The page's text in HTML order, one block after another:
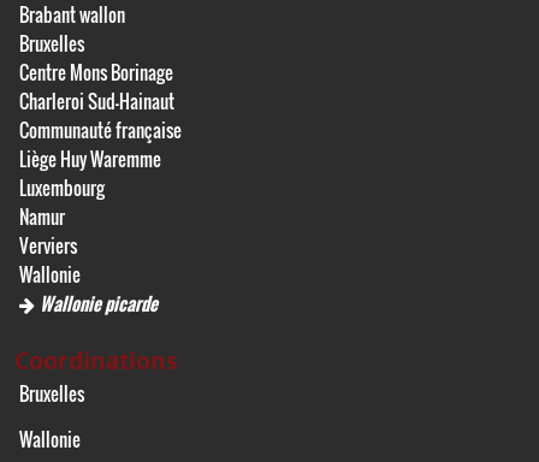
Brabant wallon
Bruxelles
Centre Mons Borinage
Charleroi Sud-Hainaut
Communauté française
Liège Huy Waremme
Luxembourg
Namur
Verviers
Wallonie
Wallonie picarde
Coordinations
Bruxelles
Wallonie